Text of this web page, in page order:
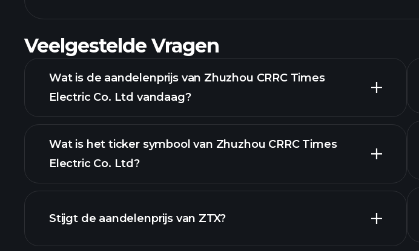
Veelgestelde Vragen
Wat is de aandelenprijs van Zhuzhou CRRC Times
Electric Co. Ltd vandaag?
Wat is het ticker symbool van Zhuzhou CRRC Times
Electric Co. Ltd?
Stijgt de aandelenprijs van ZTX?